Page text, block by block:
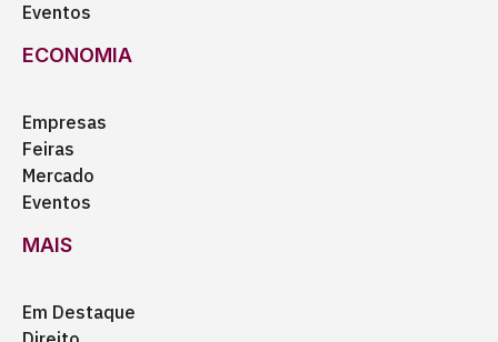
Eventos
ECONOMIA
Empresas
Feiras
Mercado
Eventos
MAIS
Em Destaque